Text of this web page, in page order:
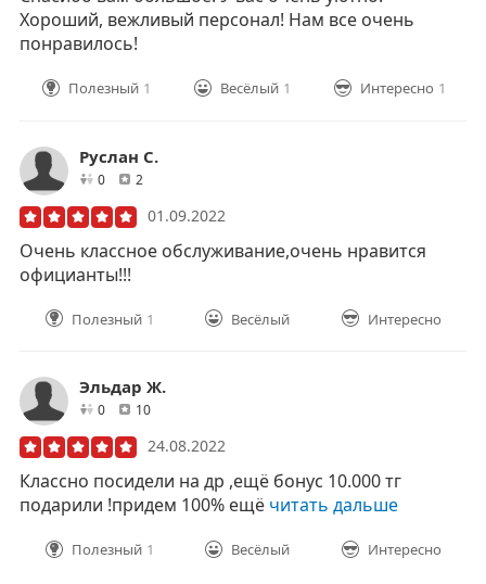
Хороший, вежливый персонал! Нам все очень
понравилось!️
Полезный 1 Весёлый 1 Интересно 1
Руслан C.
0друзей
2
01.09.2022
Очень классное обслуживание,очень нравится
официанты!!!
Полезный 1 Весёлый Интересно
Эльдар Ж.
0друзей
10отзывов
24.08.2022
Классно посидели на др ,ещё бонус 10.000 тг
подарили !придем 100% ещё читать дальше
Полезный 1 Весёлый Интересно